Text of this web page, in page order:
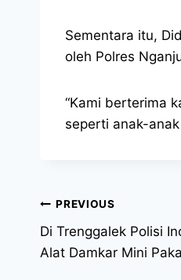
Sementara itu,
oleh Polres
“Kami berterima
seperti anak-
PREVIOUS
Di Trenggalek Polisi
Alat Damkar Mini